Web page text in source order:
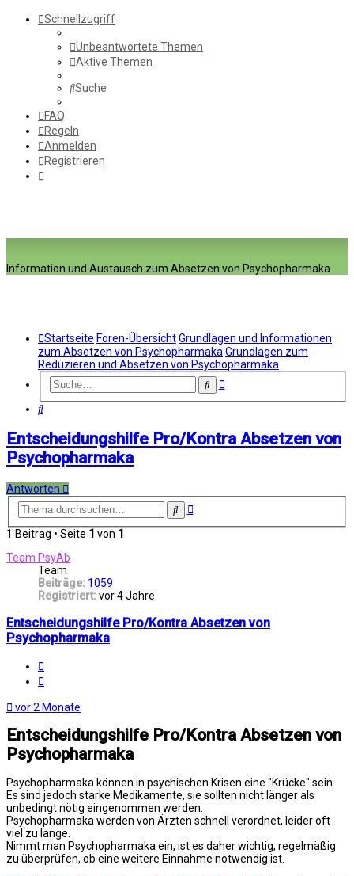
Schnellzugriff
Unbeantwortete Themen
Aktive Themen
Suche
FAQ
Regeln
Anmelden
Registrieren
Information und Austausch zum Absetzen von Psychopharmaka
Startseite Foren-ÜbersichtGrundlagen und Informationen
zum Absetzen von Psychopharmaka Grundlagen zum
Reduzieren und Absetzen von Psychopharmaka
SucheErweiterte
Suche
Entscheidungshilfe Pro/Kontra Absetzen von
Psychopharmaka
Antworten
SucheErweiterte
1 Beitrag • Seite 1 von 1
Team PsyAb
Team
Beiträge: 1059
Registriert: vor 4 Jahre
Entscheidungshilfe Pro/Kontra Absetzen von
Psychopharmaka
vor 2 Monate
Entscheidungshilfe Pro/Kontra Absetzen von
Psychopharmaka
Psychopharmaka können in psychischen Krisen eine "Krücke" sein.
Es sind jedoch starke Medikamente, sie sollten nicht länger als
unbedingt nötig eingenommen werden.
Psychopharmaka werden von Ärzten schnell verordnet, leider oft
viel zu lange.
Nimmt man Psychopharmaka ein, ist es daher wichtig, regelmäßig
zu überprüfen, ob eine weitere Einnahme notwendig ist.